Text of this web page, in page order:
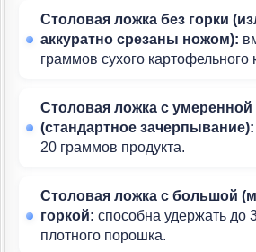
Столовая ложка без горки
аккуратно срезаны ножом):
граммов сухого картофельного
Столовая ложка с умеренной
(стандартное зачерпывание):
20 граммов продукта.
Столовая ложка с большой
горкой: способна удержать до
плотного порошка.